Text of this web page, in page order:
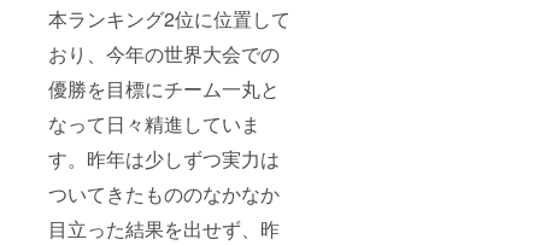
本ランキング2位に位置して
おり、今年の世界大会での
優勝を目標にチーム一丸と
なって日々精進していま
す。昨年は少しずつ実力は
ついてきたもののなかなか
目立った結果を出せず、昨